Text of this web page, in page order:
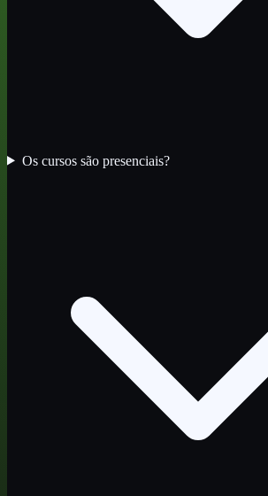
Os cursos são presenciais?